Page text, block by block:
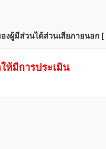
งผู้มีส่วนได้ส่วนเสียภายนอก
ห้มีการประเมิน